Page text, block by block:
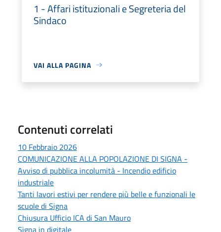
1 - Affari istituzionali e Segreteria del
Sindaco
VAI ALLA PAGINA
Contenuti correlati
10 Febbraio 2026
COMUNICAZIONE ALLA POPOLAZIONE DI SIGNA -
Avviso di pubblica incolumità - Incendio edificio
industriale
Tanti lavori estivi per rendere più belle e funzionali le
scuole di Signa
Chiusura Ufficio ICA di San Mauro
Signa in digitale